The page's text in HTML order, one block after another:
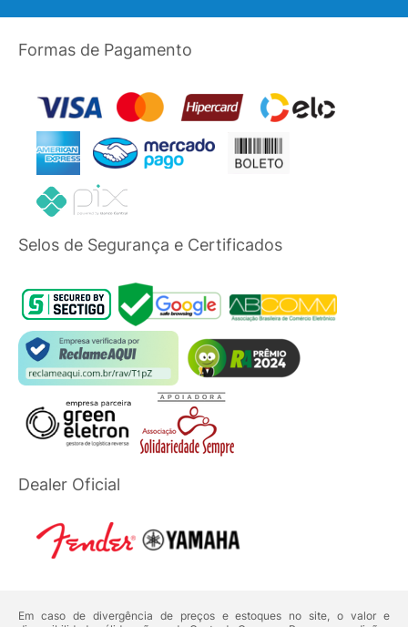
Formas de Pagamento
Selos de Segurança e Certificados
Dealer Oficial
Em caso de divergência de preços e estoques no site, o valor e